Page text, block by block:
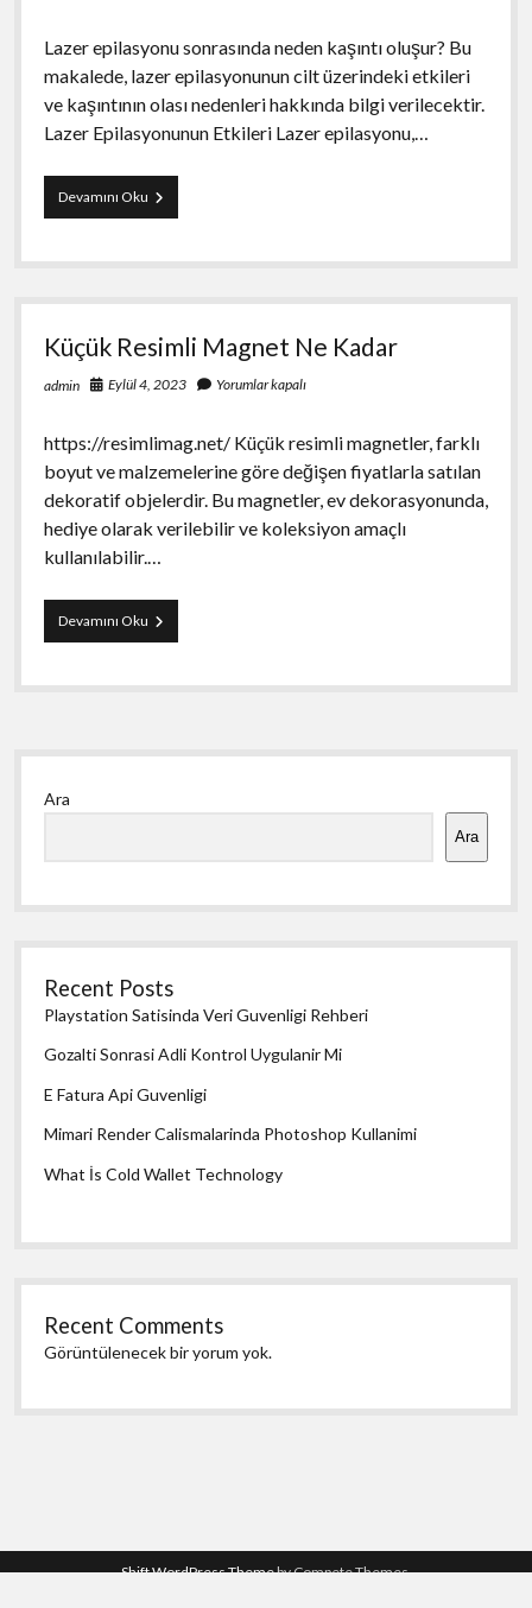
Lazer epilasyonu sonrasında neden kaşıntı oluşur? Bu
makalede, lazer epilasyonunun cilt üzerindeki etkileri
ve kaşıntının olası nedenleri hakkında bilgi verilecektir.
Lazer Epilasyonunun Etkileri Lazer epilasyonu,…
Devamını OkuLazerden
Sonra
Neden
Küçük Resimli Magnet Ne Kadar
admin Eylül 4, 2023 Yorumlar kapalı
https://resimlimag.net/ Küçük resimli magnetler, farklı
boyut ve malzemelerine göre değişen fiyatlarla satılan
dekoratif objelerdir. Bu magnetler, ev dekorasyonunda,
hediye olarak verilebilir ve koleksiyon amaçlı
kullanılabilir.…
Devamını OkuKüçük
Resimli
Ne
Yan
Menü
Ara
Ara
Recent Posts
Playstation Satisinda Veri Guvenligi Rehberi
Gozalti Sonrasi Adli Kontrol Uygulanir Mi
E Fatura Api Guvenligi
Mimari Render Calismalarinda Photoshop Kullanimi
What İs Cold Wallet Technology
Recent Comments
Görüntülenecek bir yorum yok.
Shift WordPress Themeby Compete Themes.